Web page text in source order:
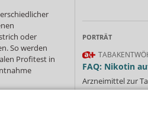
oder
So werden
Profitest in
PORTRÄT
FAQ: Nikotin
Arzneimittel zur
werden von den